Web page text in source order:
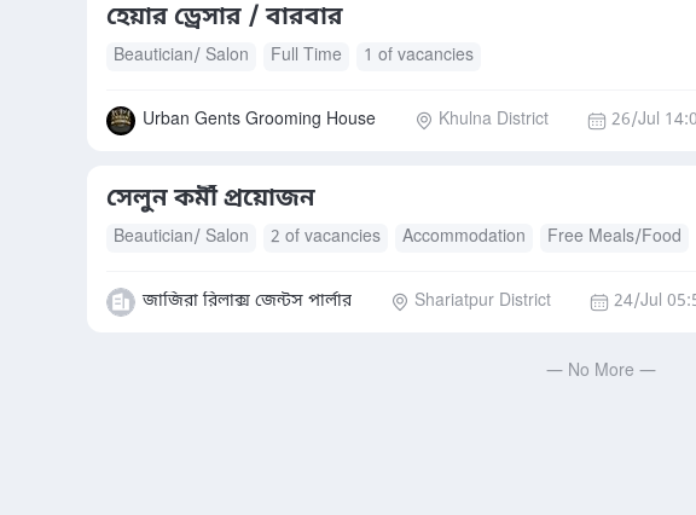
হেয়ার ড্রেসার / বারবার
Beautician/ Salon Full Time 1 of vacancies
Urban Gents Grooming House Khulna District 26/Jul
সেলুন কর্মী প্রয়োজন
Beautician/ Salon 2 of vacancies Accommodation Free Meals/Food
জাজিরা রিলাক্স জেন্টস পার্লার Shariatpur District 24/Jul
— No More —